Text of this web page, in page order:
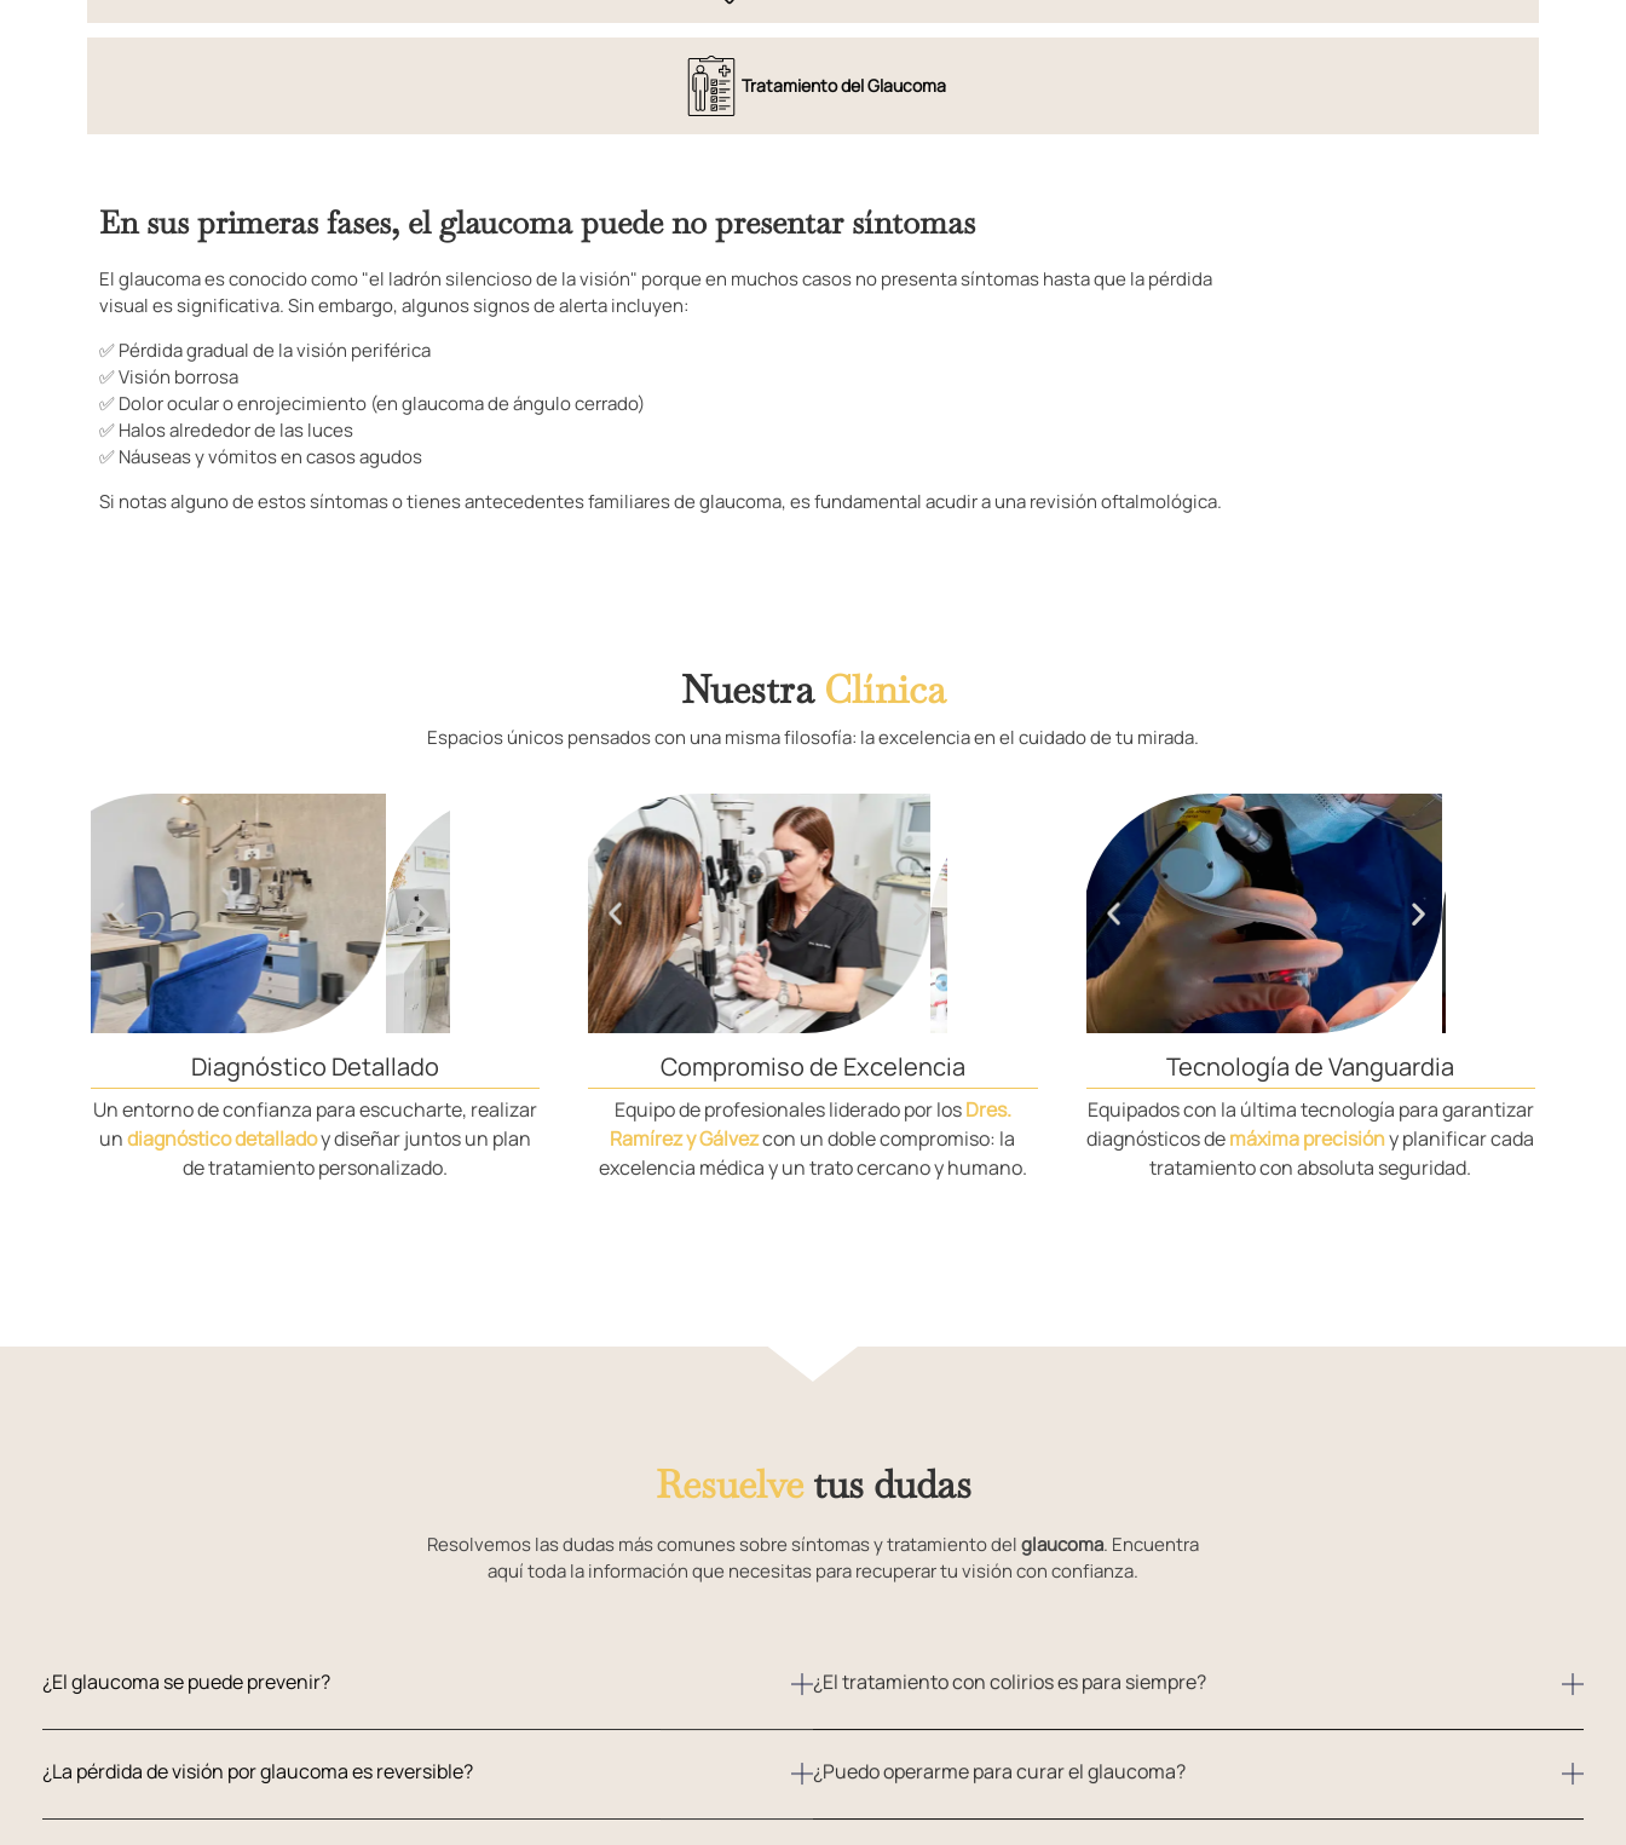
Tratamiento del Glaucoma
En sus primeras fases, el glaucoma puede no presentar síntomas
El glaucoma es conocido como "el ladrón silencioso de la visión" porque en muchos casos no presenta síntomas hasta que la pérdida
visual es significativa. Sin embargo, algunos signos de alerta incluyen:
✅ Pérdida gradual de la visión periférica
✅ Visión borrosa
✅ Dolor ocular o enrojecimiento (en glaucoma de ángulo cerrado)
✅ Halos alrededor de las luces
✅ Náuseas y vómitos en casos agudos
Si notas alguno de estos síntomas o tienes antecedentes familiares de glaucoma, es fundamental acudir a una revisión oftalmológica.
Nuestra Clínica
Espacios únicos pensados con una misma filosofía: la excelencia en el cuidado de tu mirada.
Diagnóstico Detallado
Un entorno de confianza para escucharte, realizar
undiagnóstico detalladoy diseñar juntos un plan
de tratamiento personalizado.
Compromiso de Excelencia
Equipo de profesionales liderado por losDres.
Ramírez y Gálvezcon un doble compromiso: la
excelencia médica y un trato cercano y humano.
Tecnología de Vanguardia
Equipados con la última tecnología para garantizar
diagnósticos demáxima precisióny planificar cada
tratamiento con absoluta seguridad.
Resuelvetus dudas
Resolvemos las dudas más comunes sobre síntomas y tratamiento delglaucoma. Encuentra
aquí toda la información que necesitas para recuperar tu visión con confianza.
¿El glaucoma se puede prevenir?
¿La pérdida de visión por glaucoma es reversible?
¿El tratamiento con colirios es para siempre?
¿Puedo operarme para curar el glaucoma?